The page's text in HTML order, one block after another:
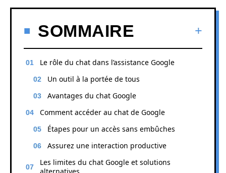
SOMMAIRE
Le rôle du chat dans l’assistance Google
Un outil à la portée de tous
Avantages du chat Google
Comment accéder au chat de Google
Étapes pour un accès sans embûches
Assurez une interaction productive
Les limites du chat Google et solutions
alternatives